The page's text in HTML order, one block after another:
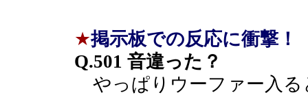
★掲示板での反応に衝撃！
Q.501 音違った？
やっぱりウーファー入る